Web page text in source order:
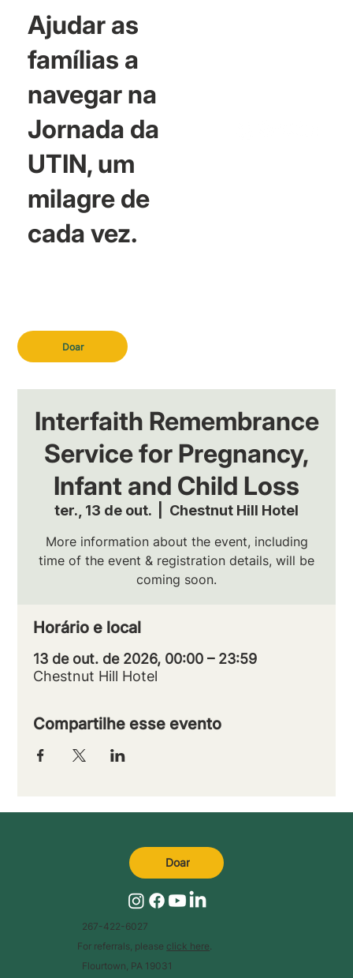
Doar
Ajudar as
famílias a
navegar na
Jornada da
UTIN, um
milagre de
cada vez.
Interfaith Remembrance
Service for Pregnancy,
Infant and Child Loss
ter., 13 de out. Chestnut Hill Hotel
More information about the event, including
time of the event & registration details, will be
coming soon.
Horário e local
13 de out. de 2026, 00:00 – 23:59
Chestnut Hill Hotel
Compartilhe esse evento
267-422-6027
For referrals, please click here
Flourtown, PA 19031
Doar